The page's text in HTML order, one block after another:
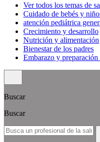
Ver todos los temas de
Cuidado de bebés y
atención pediátrica
Crecimiento y desarrollo
Nutrición y alimentación
Bienestar de los padres
Embarazo y
Buscar
Buscar